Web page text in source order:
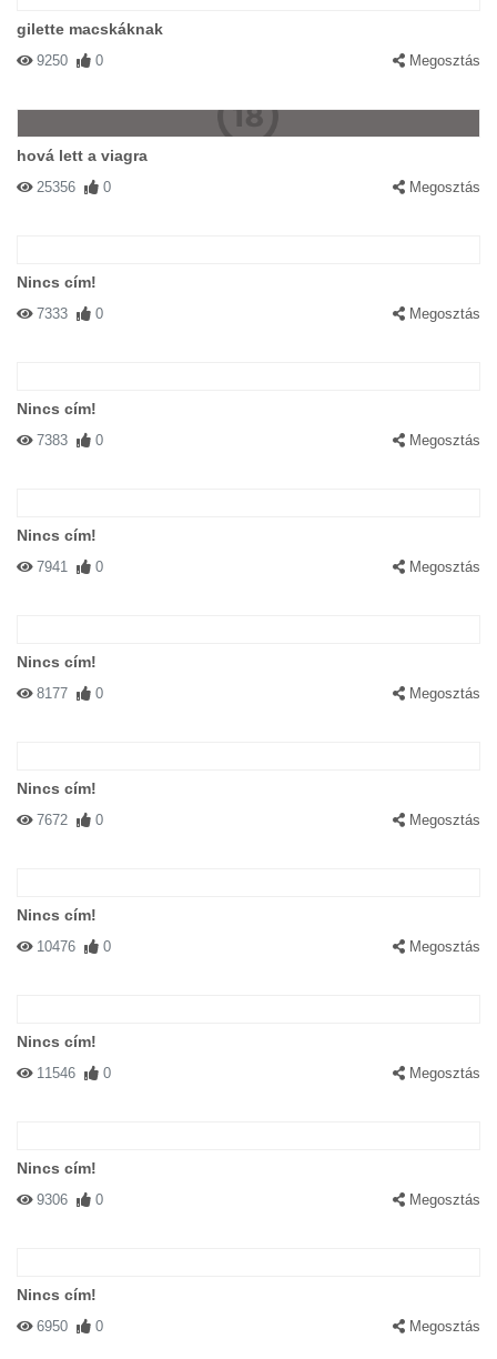
gilette macskáknak
9250 0 Megosztás
hová lett a viagra
25356 0 Megosztás
Nincs cím!
7333 0 Megosztás
Nincs cím!
7383 0 Megosztás
Nincs cím!
7941 0 Megosztás
Nincs cím!
8177 0 Megosztás
Nincs cím!
7672 0 Megosztás
Nincs cím!
10476 0 Megosztás
Nincs cím!
11546 0 Megosztás
Nincs cím!
9306 0 Megosztás
Nincs cím!
6950 0 Megosztás